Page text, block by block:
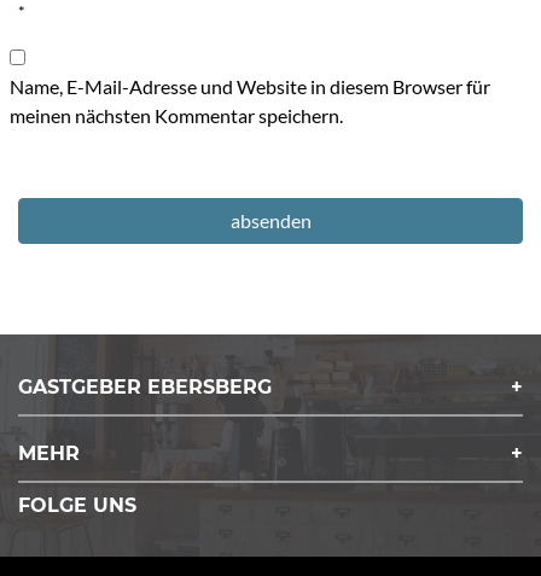
*
Name, E-Mail-Adresse und Website in diesem Browser für
meinen nächsten Kommentar speichern.
GASTGEBER EBERSBERG
MEHR
FOLGE UNS